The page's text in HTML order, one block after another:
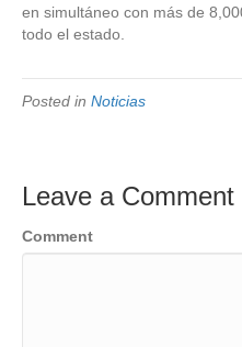
en simultáneo con más de
todo el estado.
Posted in Noticias
Leave a Comment
Comment